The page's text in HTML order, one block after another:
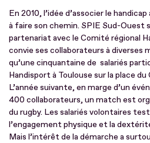
En 2010, l’idée d’associer le
à faire son chemin. SPIE Sud-Ouest
partenariat avec le Comité régional
convie ses collaborateurs à diverses
qu’une cinquantaine de salariés
Handisport à Toulouse sur la place du
L’année suivante, en marge d’un
400 collaborateurs, un match est
du rugby. Les salariés volontaires
l’engagement physique et la
Mais l’intérêt de la démarche a